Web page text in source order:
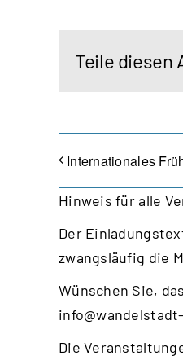
Teile diesen
Internationales
Hinweis für alle
Der
zwangsläufig die
Wünschen Sie,
Die